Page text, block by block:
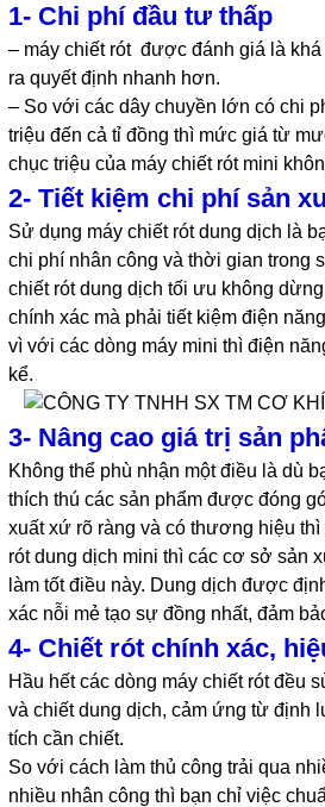
1- Chi phí đầu tư thấp
– máy chiết rót được đánh giá là
ra quyết định nhanh hơn.
– So với các dây chuyền lớn có chi
triệu đến cả tỉ đồng thì mức giá từ
chục triệu của máy chiết rót mini
2- Tiết kiệm chi phí sản
Sử dụng máy chiết rót dung dịch là
chi phí nhân công và thời gian trong
chiết rót dung dịch tối ưu không
chính xác mà phải tiết kiệm điện
vì với các dòng máy mini thì điện
kể.
3- Nâng cao giá trị sản
Không thể phù nhận một điều là dù
thích thú các sản phẩm được đóng
xuất xứ rõ ràng và có thương hiệu
rót dung dịch mini thì các cơ sở sản
làm tốt điều này. Dung dịch được
xác nỗi mẻ tạo sự đồng nhất, đảm
4- Chiết rót chính xác,
Hầu hết các dòng máy chiết rót đều
và chiết dung dịch, cảm ứng từ định
tích cần chiết.
So với cách làm thủ công trải qua
nhiều nhân công thì bạn chỉ việc